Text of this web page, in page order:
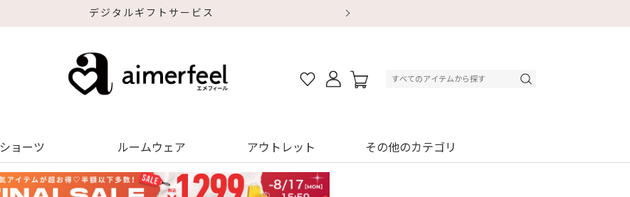
デジタルギフトサービス
ショーツ ルームウェア アウトレット その他のカテゴリ